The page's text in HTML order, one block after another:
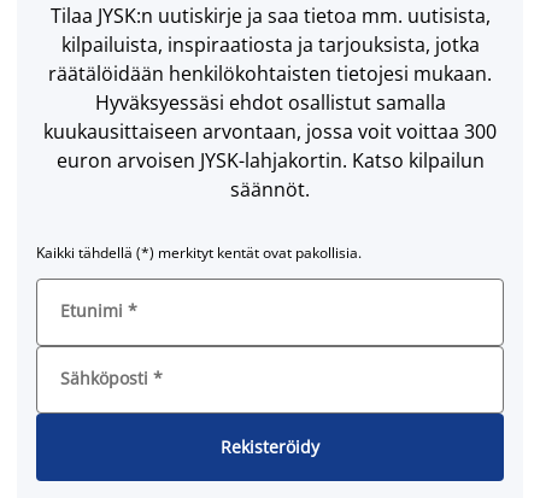
Tilaa JYSK:n uutiskirje ja saa tietoa mm. uutisista,
kilpailuista, inspiraatiosta ja tarjouksista, jotka
räätälöidään henkilökohtaisten tietojesi mukaan.
Hyväksyessäsi ehdot osallistut samalla
kuukausittaiseen arvontaan, jossa voit voittaa 300
euron arvoisen JYSK-lahjakortin. Katso kilpailun
säännöt.
Kaikki tähdellä (*) merkityt kentät ovat pakollisia.
Etunimi *
Sähköposti *
Rekisteröidy